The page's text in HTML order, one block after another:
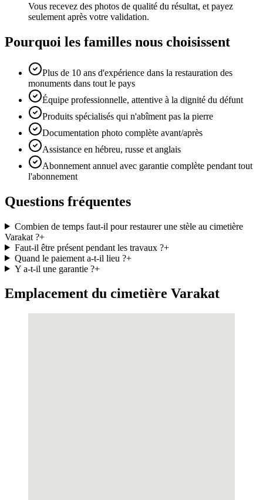
Vous recevez des photos de qualité du résultat, et payez
seulement après votre validation.
Pourquoi les familles nous choisissent
Plus de 10 ans d'expérience dans la restauration des
monuments dans tout le pays
Équipe professionnelle, attentive à la dignité du défunt
Produits spécialisés qui n'abîment pas la pierre
Documentation photo complète avant/après
Assistance en hébreu, russe et anglais
Abonnement annuel avec garantie complète pendant tout
l'abonnement
Questions fréquentes
Combien de temps faut-il pour restaurer une stèle au cimetière
Varakat ?+
Faut-il être présent pendant les travaux ?+
Quand le paiement a-t-il lieu ?+
Y a-t-il une garantie ?+
Emplacement du cimetière Varakat